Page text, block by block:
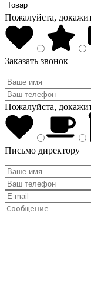
Пожалуйста,
Заказать звонок
Пожалуйста,
Письмо директору